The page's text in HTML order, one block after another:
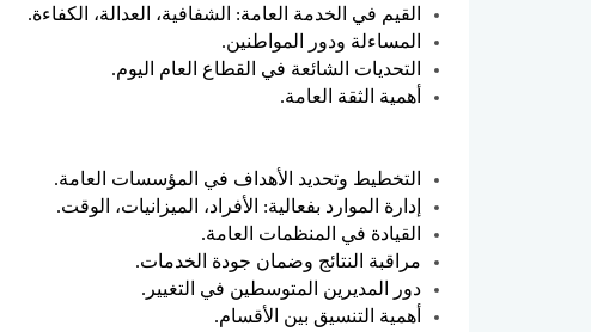
القيم في الخدمة العامة: الشفافية، العدالة، الكفاءة.
المساءلة ودور المواطنين.
التحديات الشائعة في القطاع العام اليوم.
أهمية الثقة العامة.
التخطيط وتحديد الأهداف في المؤسسات العامة.
إدارة الموارد بفعالية: الأفراد، الميزانيات، الوقت.
القيادة في المنظمات العامة.
مراقبة النتائج وضمان جودة الخدمات.
دور المديرين المتوسطين في التغيير.
أهمية التنسيق بين الأقسام.